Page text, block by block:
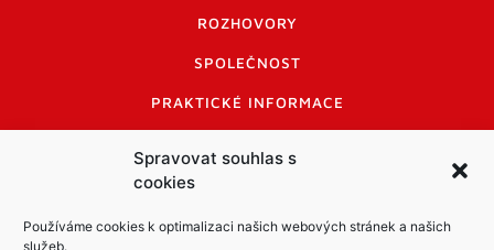
Spravovat souhlas s
cookies
Používáme cookies k optimalizaci našich webových stránek a našich
služeb.
ROZHOVORY
SPOLEČNOST
PRAKTICKÉ INFORMACE
INFORMACE A KODEX DISKUTUJÍCÍCH
LOGO A LOGO MANUÁL